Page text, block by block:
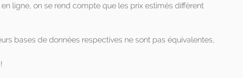
ligne, on se rend compte que les prix estimés diffèrent
bases de données respectives ne sont pas équivalentes,